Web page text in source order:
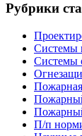
Рубрики
Системы
Системы
П/п